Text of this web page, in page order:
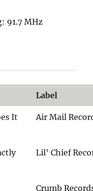
91.7 MHz
Label
It
Air Mail
Lil' Chief
Crumb